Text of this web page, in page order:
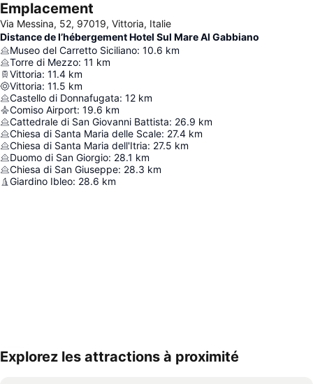
Emplacement
Via Messina, 52, 97019, Vittoria, Italie
Distance de l’hébergement Hotel Sul Mare Al Gabbiano
Museo del Carretto Siciliano: 10.6 km
Torre di Mezzo: 11 km
Vittoria: 11.4 km
Vittoria: 11.5 km
Castello di Donnafugata: 12 km
Comiso Airport: 19.6 km
Cattedrale di San Giovanni Battista: 26.9 km
Chiesa di Santa Maria delle Scale: 27.4 km
Chiesa di Santa Maria dell'Itria: 27.5 km
Duomo di San Giorgio: 28.1 km
Chiesa di San Giuseppe: 28.3 km
Giardino Ibleo: 28.6 km
Explorez les attractions à proximité